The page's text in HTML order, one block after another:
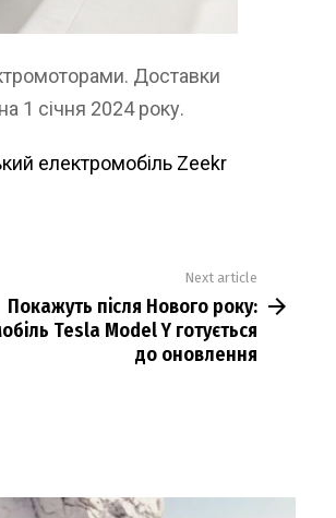
Доставки
1 січня 2024 року.
електромобіль Zeekr
Next article
Покажуть після Нового року:
Tesla Model Y готується
до оновлення